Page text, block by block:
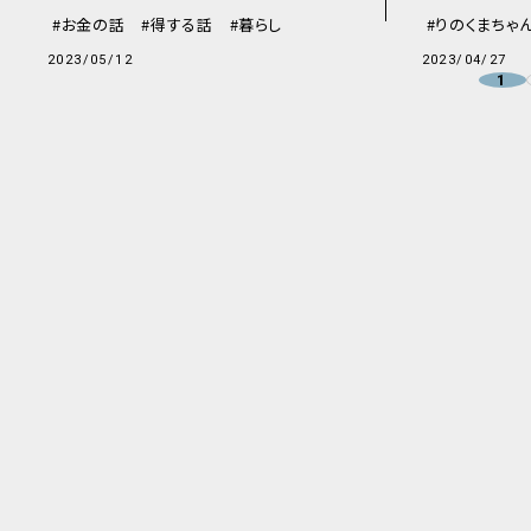
お金の話 得する話 暮らし
2023/05/12
りのくまちゃ
2023/04/27
1